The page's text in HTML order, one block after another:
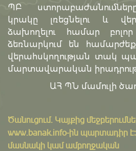
ՊԲ
կրակը լռեցնելու և
ձախողելու համար բոլոր
ձեռնարկում են համարժեք
վերահսկողության տակ
մարտավարական
ԱՀ ՊՆ մամուլի
Ծանուցում․ Կայքից
www.banak.info-ին պարտադիր
մասնակի կամ ամբողջական